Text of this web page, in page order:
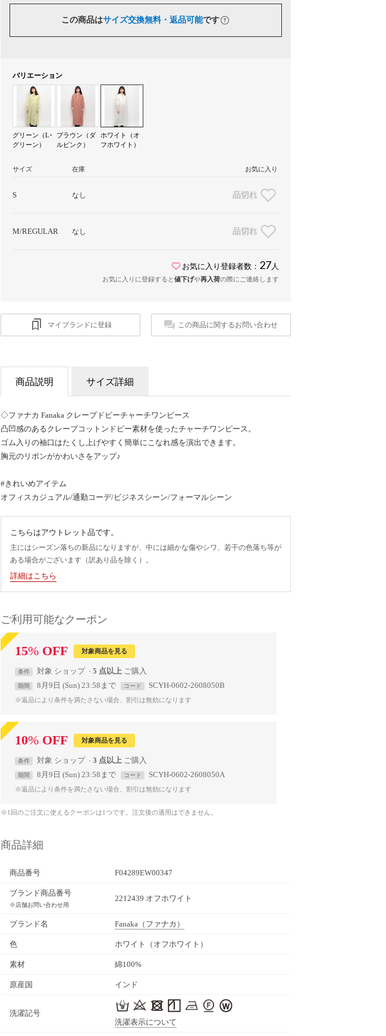
この商品はサイズ交換無料・返品可能です
バリエーション
グリーン（L･
グリーン）
ブラウン（ダ
ルピンク）
ホワイト（オ
フホワイト）
サイズ 在庫 お気に入り
S なし 品切れ
M/REGULAR なし 品切れ
お気に入り登録者数： 27 人
お気に入りに登録すると値下げや再入荷の際にご連絡します
マイブランドに登録 この商品に関するお問い合わせ
商品説明 サイズ詳細
◇ファナカ Fanaka クレープドビーチャーチワンピース
凸凹感のあるクレープコットンドビー素材を使ったチャーチワンピース。
ゴム入りの袖口はたくし上げやすく簡単にこなれ感を演出できます。
胸元のリボンがかわいさをアップ♪
#きれいめアイテム
オフィスカジュアル/通勤コーデ/ビジネスシーン/フォーマルシーン
こちらはアウトレット品です。
主にはシーズン落ちの新品になりますが、中には細かな傷やシワ、若干の色落ち等が
ある場合がございます（訳あり品を除く）。
詳細はこちら
ご利用可能なクーポン
15% OFF 対象商品を見る
条件 対象 ショップ 5 点以上
期間 8月9日 (Sun) 23:58まで コード SCYH-0602-2608050B
※返品により条件を満たさない場合、割引は無効になります
10% OFF 対象商品を見る
条件 対象 ショップ 3 点以上
期間 8月9日 (Sun) 23:58まで コード SCYH-0602-2608050A
※返品により条件を満たさない場合、割引は無効になります
※1回のご注文に使えるクーポンは1つです。注文後の適用はできません。
商品詳細
商品番号 F04289EW00347
ブランド商品番号
※店舗お問い合わせ用
2212439 オフホワイト
ブランド名 Fanaka （ファナカ）
色 ホワイト（オフホワイト）
素材 綿100%
原産国 インド
洗濯記号
洗濯表示について